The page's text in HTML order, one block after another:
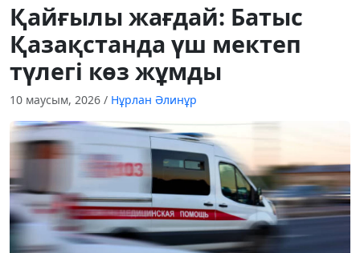
Қайғылы жағдай: Батыс
Қазақстанда үш мектеп
түлегі көз жұмды
10 маусым, 2026 / Нұрлан Әлинұр